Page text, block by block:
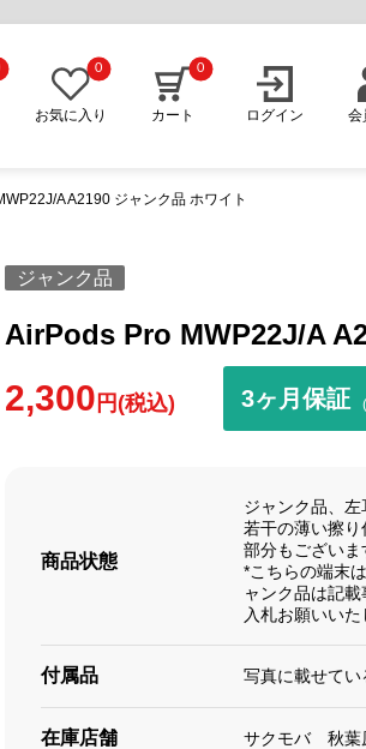
お気に入り
0
カート
0
ログイン 会
A A2190 ジャンク品 ホワイト
ジャンク品
AirPods Pro MWP22J/A
2,300 円(税込) 3ヶ月保証
商品状態
ジャンク品、
若干の薄い擦
部分もございま
*こちらの端末
ャンク品は記
入札お願いい
付属品 写真に載せてい
在庫店舗 サクモバ 秋葉